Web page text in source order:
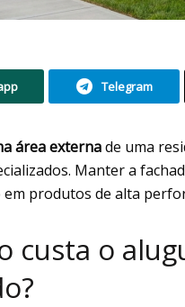
Telegram
área externade uma
Manter a
produtos de alta
custa o